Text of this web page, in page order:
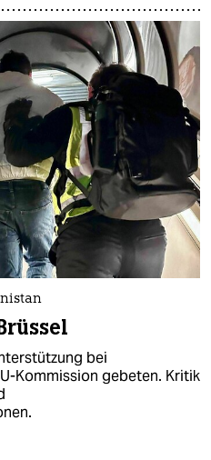
bei
Kommission gebeten. Kritik